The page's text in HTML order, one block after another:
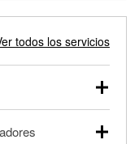
todos los servicios
y